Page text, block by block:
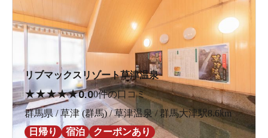
リブマックスリゾート草津温泉
★★★★★0.00件の口コミ
群馬県 / 草津 (群馬) / 草津温泉 / 群馬大津駅8.6km
日帰り
宿泊 クーポンあり